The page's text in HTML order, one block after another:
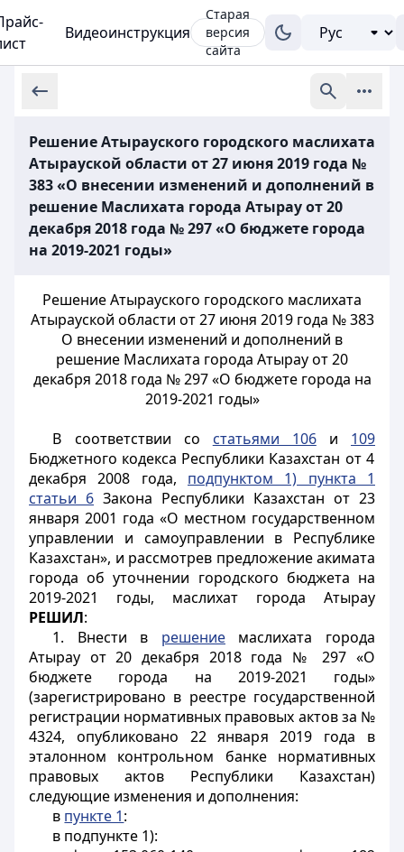
Видеоинструкция
Старая
версия
сайта
Решение Атырауского городского маслихата
Атырауской области от 27 июня 2019 года №
383 «О внесении изменений и дополнений в
решение Маслихата города Атырау от 20
декабря 2018 года № 297 «О бюджете города
на 2019-2021 годы»
Решение Атырауского городского маслихата
Атырауской области от 27 июня 2019 года № 383
О внесении изменений и дополнений в
решение Маслихата города Атырау от 20
декабря 2018 года № 297 «О бюджете города на
2019-2021 годы»
В соответствии со статьями 106и 109
Бюджетного кодекса Республики Казахстан от 4
декабря 2008 года, подпунктом 1) пункта 1
статьи 6 Закона Республики Казахстан от 23
января 2001 года «О местном государственном
управлении и самоуправлении в Республике
Казахстан», и рассмотрев предложение акимата
города об уточнении городского бюджета на
2019-2021 годы, маслихат города Атырау
РЕШИЛ:
1. Внести в решениемаслихата города
Атырау от 20 декабря 2018 года № 297 «О
бюджете города на 2019-2021 годы»
(зарегистрировано в реестре государственной
регистрации нормативных правовых актов за №
4324, опубликовано 22 января 2019 года в
эталонном контрольном банке нормативных
правовых актов Республики Казахстан)
следующие изменения и дополнения:
в пункте 1:
в подпункте 1):